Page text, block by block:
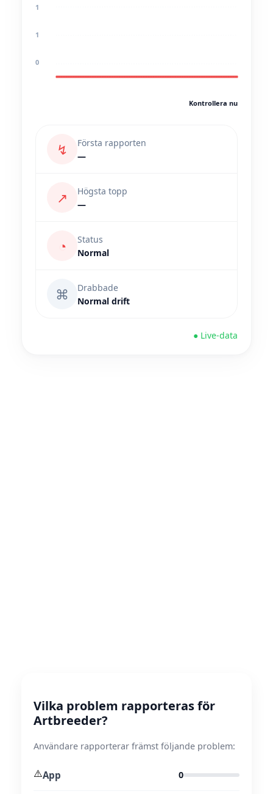
1
1
0
Kontrollera nu
↯
Första rapporten
—
↗
Högsta topp
—
◔
Status
Normal
⌘
Drabbade
Normal drift
● Live-data
Vilka problem rapporteras för
Artbreeder?
Användare rapporterar främst följande problem:
⚠️App 0